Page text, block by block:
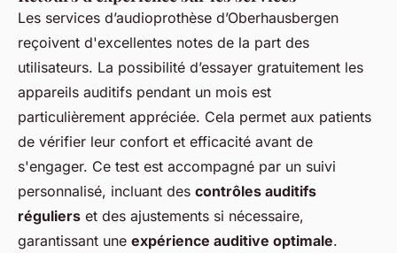
Les services d’audioprothèse d’Oberhausbergen
reçoivent d'excellentes notes de la part des
utilisateurs. La possibilité d’essayer gratuitement les
appareils auditifs pendant un mois est
particulièrement appréciée. Cela permet aux patients
de vérifier leur confort et efficacité avant de
s'engager. Ce test est accompagné par un suivi
personnalisé, incluant des contrôles auditifs
réguliers et des ajustements si nécessaire,
garantissant une expérience auditive optimale.